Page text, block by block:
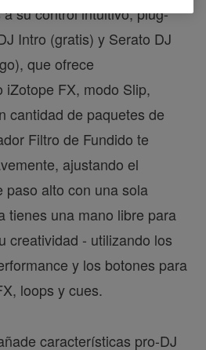
su control intuitivo, plug-
Intro (gratis) y Serato DJ
que ofrece
FX, modo Slip,
cantidad de paquetes de
Filtro de Fundido te
ajustando el
paso alto con una sola
tienes una mano libre para
creatividad - utilizando los
y los botones para
loops y cues.
características pro-DJ